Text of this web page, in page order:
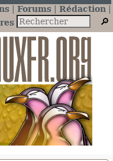
Forums
Rédaction